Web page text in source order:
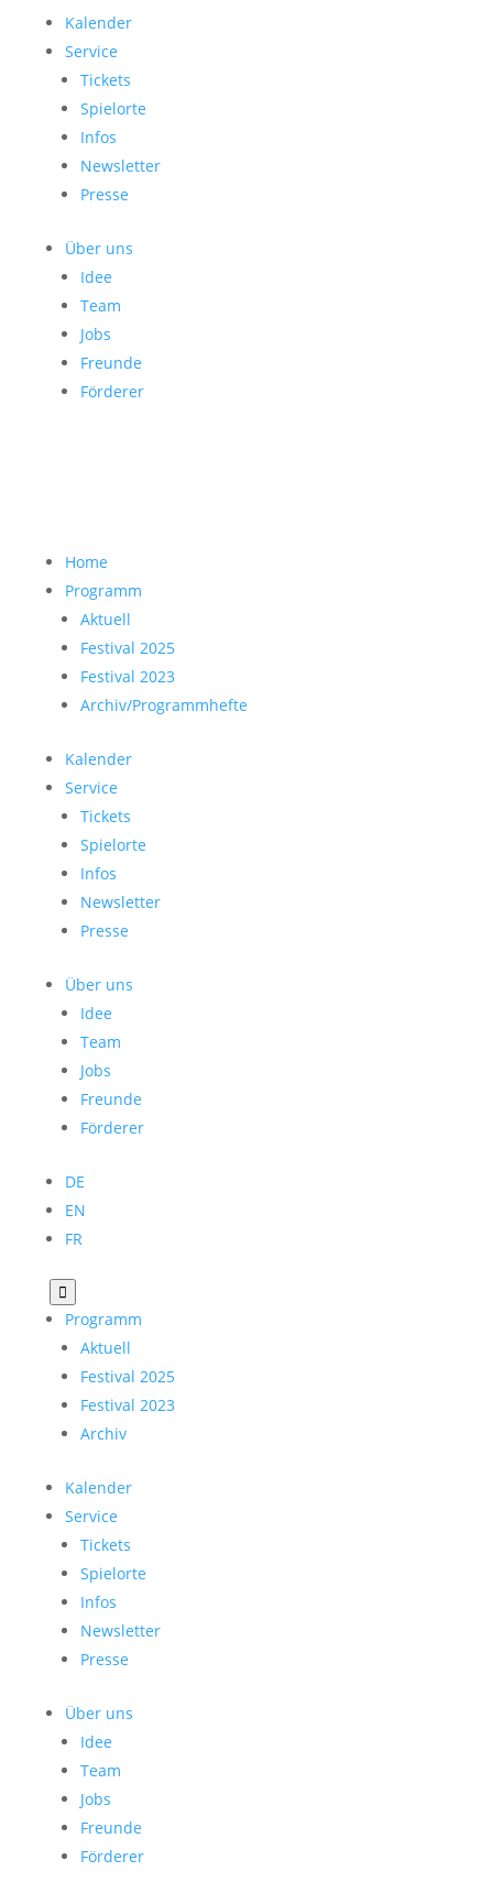
Kalender
Service
Tickets
Spielorte
Infos
Newsletter
Presse
Über uns
Idee
Team
Jobs
Freunde
Förderer
Home
Programm
Aktuell
Festival 2025
Festival 2023
Archiv/Programmhefte
Kalender
Service
Tickets
Spielorte
Infos
Newsletter
Presse
Über uns
Idee
Team
Jobs
Freunde
Förderer
DE
EN
FR

Programm
Aktuell
Festival 2025
Festival 2023
Archiv
Kalender
Service
Tickets
Spielorte
Infos
Newsletter
Presse
Über uns
Idee
Team
Jobs
Freunde
Förderer